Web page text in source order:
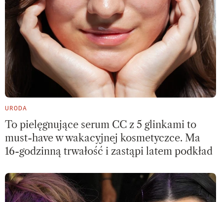
URODA
To pielęgnujące serum CC z 5 glinkami to
must-have w wakacyjnej kosmetyczce. Ma
16-godzinną trwałość i zastąpi latem podkład